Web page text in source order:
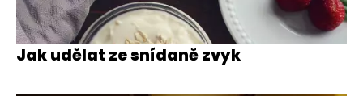
Jak udělat ze snídaně zvyk